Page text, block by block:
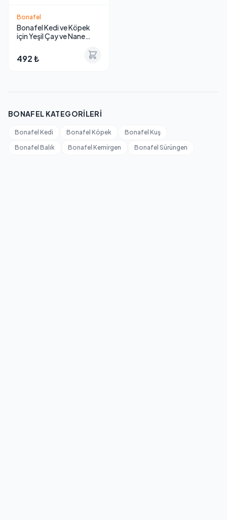
Bonafel
Bonafel Kedi ve Köpek
için Yeşil Çay ve Nane
492 ₺
BONAFEL KATEGORILERI
Bonafel Kedi Bonafel Köpek
Bonafel Kuş
Bonafel Balık
Bonafel Kemirgen Bonafel Sürüngen